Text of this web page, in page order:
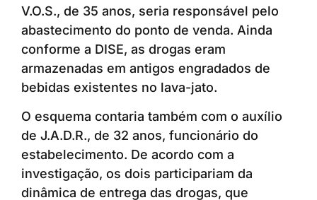
V.O.S., de 35 anos, seria responsável pelo
abastecimento do ponto de venda. Ainda
conforme a DISE, as drogas eram
armazenadas em antigos engradados de
bebidas existentes no lava-jato.
O esquema contaria também com o auxílio
de J.A.D.R., de 32 anos, funcionário do
estabelecimento. De acordo com a
investigação, os dois participariam da
dinâmica de entrega das drogas, que